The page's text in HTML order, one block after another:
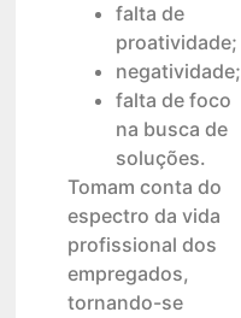
falta de
proatividade;
negatividade;
falta de foco
na busca de
soluções.
Tomam conta do
espectro da vida
profissional dos
empregados,
tornando-se